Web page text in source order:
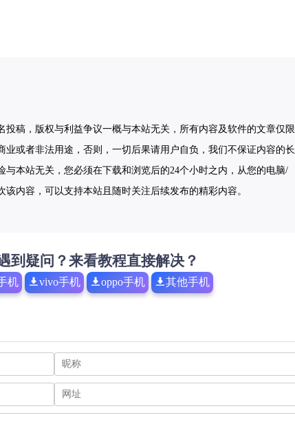
稿，版权与利益争议一概与本站无关，所有内容及软件的文章仅限
业或者非法用途，否则，一切后果请用户自负，我们不保证内容的长
与本站无关，您必须在下载和浏览后的24个小时之内，从您的电脑/
内容，可以支持本站且随时关注后续发布的精彩内容。
到疑问？来看教程直接解决？
机 vivo手机 oppo手机 其他手机